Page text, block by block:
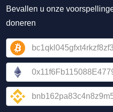
Bevallen u onze
doneren